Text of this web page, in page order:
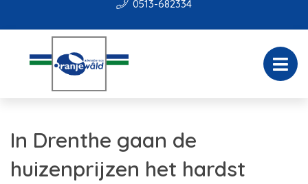
0513-682334
In Drenthe gaan de
huizenprijzen het hardst